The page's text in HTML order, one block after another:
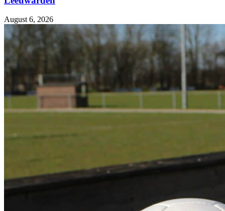
August 6, 2026